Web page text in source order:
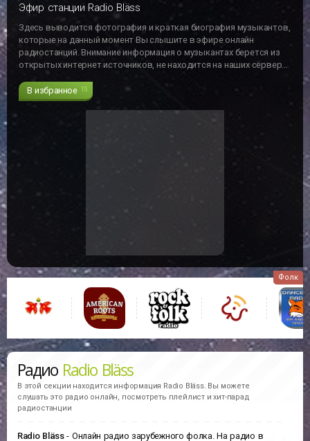
Эфир станции Radio Bläss
Здесь выводится фотография и краткая биография музыкантов,
которые на данный момент Вы слышите в эфире онлайн
радиостанций. Внимание информация о музыкантах берется из
открытых интернет источников, не находится на наших серверах
В избранное 15
Фолк
Радио Radio Bläss
В этой секции находится информация Radio Bläss. Вы можете
слушать это радио онлайн, посмотреть плейлист и хит-парад
радиостанции
Radio Bläss- Онлайн радио зарубежного фолка. На радио в